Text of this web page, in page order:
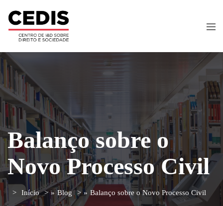
Balanço sobre o
Novo Processo Civil
Início » Blog » Balanço sobre o Novo Processo Civil